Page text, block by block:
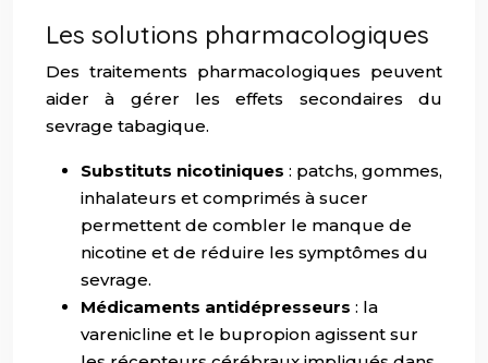
Les solutions pharmacologiques
Des traitements pharmacologiques peuvent
aider à gérer les effets secondaires du
sevrage tabagique.
Substituts nicotiniques : patchs, gommes,
inhalateurs et comprimés à sucer
permettent de combler le manque de
nicotine et de réduire les symptômes du
sevrage.
Médicaments antidépresseurs : la
varenicline et le bupropion agissent sur